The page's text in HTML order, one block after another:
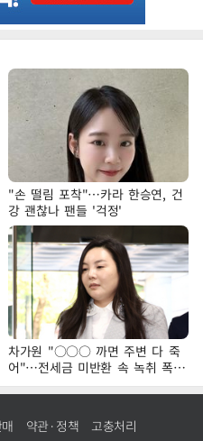
"손 떨림 포착"…카라 한승연, 건
강 괜찮나 팬들 '걱정'
차가원 "○○○ 까면 주변 다 죽
어"…전세금 미반환 속 녹취 폭로
파장
약관·정책 고충처리